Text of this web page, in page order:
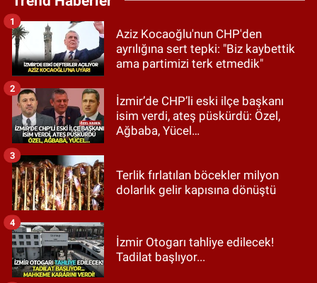
Aziz Kocaoğlu'nun CHP'den
ayrılığına sert tepki: "Biz kaybettik
ama partimizi terk etmedik"
1
İzmir’de CHP’li eski ilçe başkanı
isim verdi, ateş püskürdü: Özel,
Ağbaba, Yücel…
2
Terlik fırlatılan böcekler milyon
dolarlık gelir kapısına dönüştü
3
İzmir Otogarı tahliye edilecek!
Tadilat başlıyor...
4